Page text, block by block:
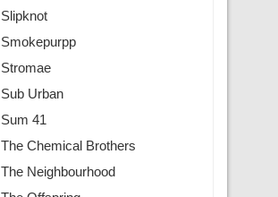
Slipknot
Smokepurpp
Stromae
Sub Urban
Sum 41
The Chemical Brothers
The Neighbourhood